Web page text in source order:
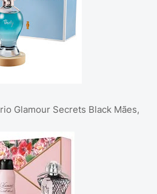
Glamour Secrets Black Mães,